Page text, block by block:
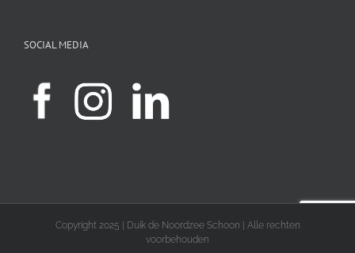
SOCIAL MEDIA
Copyright 2025 | Duik de Noordzee Schoon | Alle rechten
voorbehouden